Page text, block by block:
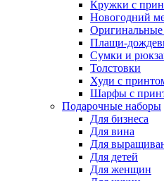
Кружки с
Новогодний
Оригинальные
Плащи-
Сумки и
Толстовки
Худи с
Шарфы с
Подарочные наборы
Для бизнеса
Для вина
Для
Для детей
Для женщин